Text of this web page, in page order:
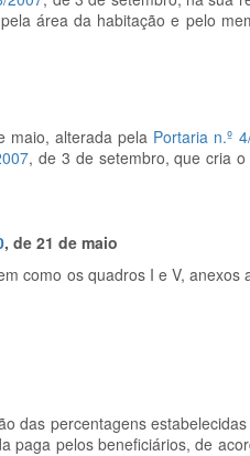
área da habitação e pelo
maio, alterada pela Portaria n.º
, de 3 de setembro, que cria
, de 21 de maio
como os quadros I e V,
das percentagens
paga pelos beneficiários, de